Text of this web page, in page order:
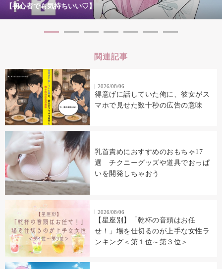
【初心者でも気持ちいい♡】
関連記事
2026/08/06
得意げに話していた俺に、彼女がス
マホで見せた数十秒の広告の意味
乳首責めにおすすめのおもちゃ17
選 チクニーグッズや道具でおっぱ
いを開発しちゃおう
2026/08/06
【星座別】「乾杯の音頭はお任
せ！」場を仕切るのが上手な女性ラ
ンキング＜第１位～第３位＞